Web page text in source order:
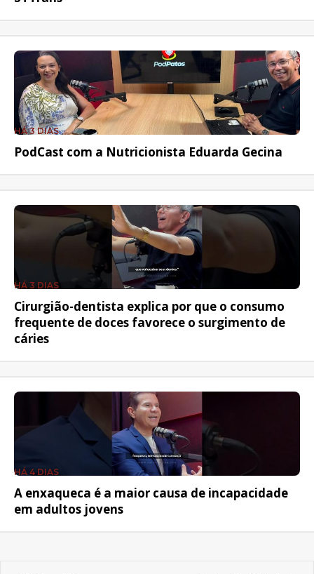
HÁ 3 DIAS
PodCast com a Nutricionista Eduarda Gecina
HÁ 3 DIAS
Cirurgião-dentista explica por que o consumo
frequente de doces favorece o surgimento de
cáries
HÁ 4 DIAS
A enxaqueca é a maior causa de incapacidade
em adultos jovens